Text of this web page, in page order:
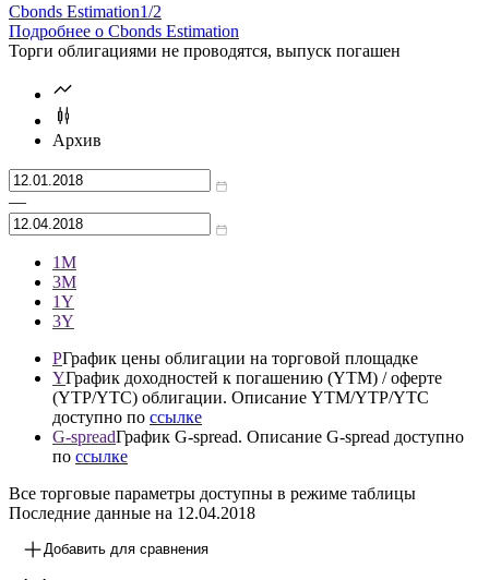
Cbonds Estimation1/2
Подробнее о Cbonds Estimation
Торги облигациями не проводятся, выпуск погашен
Архив
—
1М
3М
1Y
3Y
PГрафик цены облигации на торговой площадке
YГрафик доходностей к погашению (YTM) / оферте
(YTP/YTC) облигации. Описание YTM/YTP/YTC
доступно по ссылке
G-spreadГрафик G-spread. Описание G-spread доступно
по ссылке
Все торговые параметры доступны в режиме таблицы
Последние данные на 12.04.2018
Добавить для сравнения